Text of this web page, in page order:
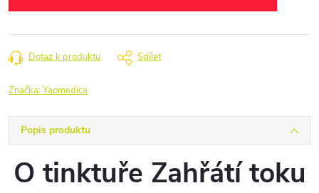
Dotaz k produktu Sdílet
Značka:Yaomedica
Popis produktu
O tinktuře Zahřátí toku